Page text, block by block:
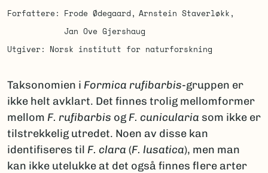
Forfattere Frode Ødegaard
Arnstein Staverløkk
Jan Ove Gjershaug
Utgiver
Norsk institutt for naturforskning
Taksonomien i Formica rufibarbis-gruppen er
ikke helt avklart. Det finnes trolig mellomformer
mellom F. rufibarbis og F. cunicularia som ikke er
tilstrekkelig utredet. Noen av disse kan
identifiseres til F. clara (F. lusatica), men man
kan ikke utelukke at det også finnes flere arter